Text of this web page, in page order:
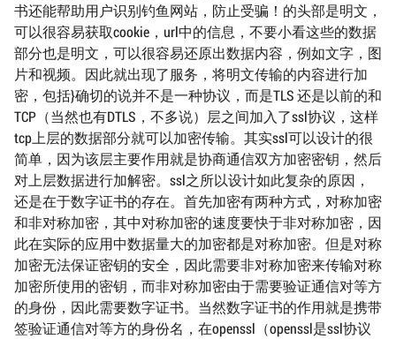
书还能帮助用户识别钓鱼网站，防止受骗！的头部是明文，
可以很容易获取cookie，url中的信息，不要小看这些的数据
部分也是明文，可以很容易还原出数据内容，例如文字，图
片和视频。因此就出现了服务，将明文传输的内容进行加
密，包括}确切的说并不是一种协议，而是TLS 还是以前的和
TCP（当然也有DTLS，不多说）层之间加入了ssl协议，这样
tcp上层的数据部分就可以加密传输。其实ssl可以设计的很
简单，因为该层主要作用就是协商通信双方加密密钥，然后
对上层数据进行加解密。ssl之所以设计如此复杂的原因，
还是在于数字证书的存在。首先加密有两种方式，对称加密
和非对称加密，其中对称加密的速度要快于非对称加密，因
此在实际的应用中数据量大的加密都是对称加密。但是对称
加密无法保证密钥的安全，因此需要非对称加密来传输对称
加密所使用的密钥，而非对称加密由于需要验证通信对等方
的身份，因此需要数字证书。当然数字证书的作用就是携带
签验证通信对等方的身份名，在openssl（openssl是ssl协议